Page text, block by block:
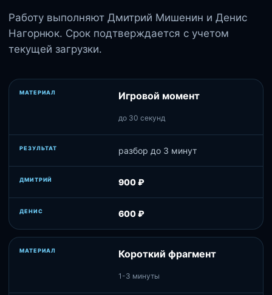
Работу выполняют Дмитрий Мишенин и Денис
Нагорнюк. Срок подтверждается с учетом
текущей загрузки.
Игровой момент
до 30 секунд
разбор до 3 минут
900 ₽
600 ₽
Короткий фрагмент
1-3 минуты